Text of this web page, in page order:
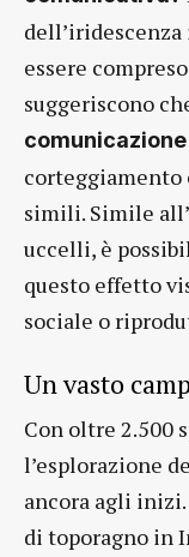
essere
suggeriscono
corteggiamento
simili. Simile
uccelli, è
questo effetto
sociale o
Un vasto
Con oltre 2.500
l’esplorazione
ancora agli inizi.
di toporagno in